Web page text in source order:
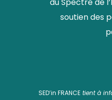
soutien des
SED’in FRANCE tient à